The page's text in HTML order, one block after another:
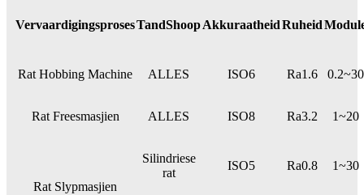
VervaardigingsprosesTandShoopAkkuraatheidRuheid
Rat Hobbing Machine ALLES ISO6 Ra1.6 0.2~30
Rat Freesmasjien ALLES ISO8 Ra3.2 1~20
Rat Slypmasjien
Silindriese
rat
ISO5 Ra0.8 1~30